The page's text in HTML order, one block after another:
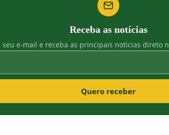
Receba as notícias
seu e-mail e receba as principais notícias direto
Quero receber